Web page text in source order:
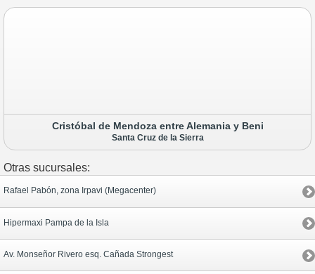
Cristóbal de Mendoza entre Alemania y Beni
Santa Cruz de la Sierra
Otras sucursales:
Rafael Pabón, zona Irpavi (Megacenter)
Hipermaxi Pampa de la Isla
Av. Monseñor Rivero esq. Cañada Strongest